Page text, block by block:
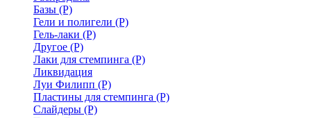
Базы (Р)
Гели и полигели (Р)
Гель-лаки (Р)
Другое (Р)
Лаки для стемпинга (Р)
Ликвидация
Луи Филипп (Р)
Пластины для стемпинга (Р)
Слайдеры (Р)